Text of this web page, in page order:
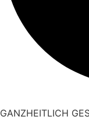
GANZHEITLICH